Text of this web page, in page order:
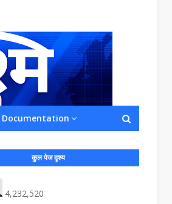
जाता है अपना सहयोग हमारे इस खाते
Documentation
कुल पेज दृश्य
4,232,520